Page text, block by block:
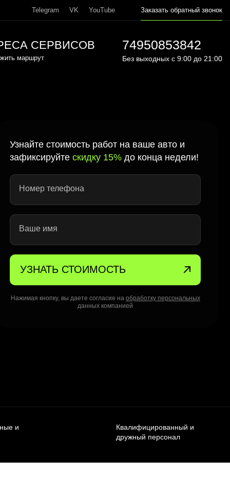
Telegram VK YouTube Заказать обратный звонок
СЕРВИСОВ
маршрут
74950853842
Без выходных с 9:00 до 21:00
Узнайте стоимость работ на ваше авто и
зафиксируйте скидку 15% до конца недели!
Номер телефона
Ваше имя
УЗНАТЬ СТОИМОСТЬ
Нажимая кнопку, вы даете согласие на обработку персональных
данных компанией
и
Квалифицированный и
дружный персонал